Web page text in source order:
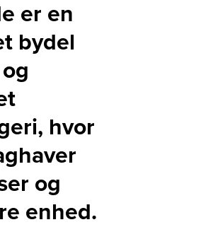
er en
bydel
hvor
og
enhed.